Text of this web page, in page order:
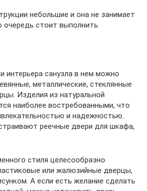
небольшие и она не занимает
очередь стоит выполнить
интерьера санузла в нем можно
металлические, стеклянные
Изделия из натуральной
наиболее востребованными, что
и надежностью.
реечные двери для шкафа,
стиля целесообразно
или жалюзийные дверцы,
А если есть желание сделать